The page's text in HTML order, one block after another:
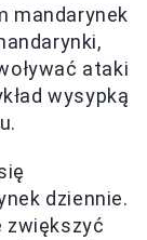
mandarynek
ataki
wysypką
dziennie.
zwiększyć